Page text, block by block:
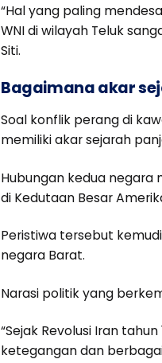
“Hal yang paling
WNI di wilayah Teluk
Siti.
Bagaimana akar
Soal konflik perang di
memiliki akar sejarah
Hubungan kedua negara
di Kedutaan Besar
Peristiwa tersebut
negara Barat.
Narasi politik yang
“Sejak Revolusi Iran
ketegangan dan